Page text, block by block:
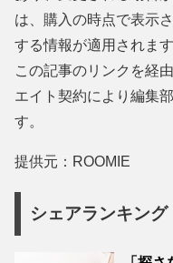
は、購入の時点で表示
する情報が適用されます
この記事のリンクを経
エイト契約により編集
す。
提供元：ROOMIE
シェアランキング